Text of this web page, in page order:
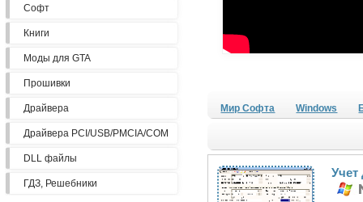
Софт
Книги
Моды для GTA
Прошивки
Драйвера
Драйвера PCI/USB/PMCIA/COM
DLL файлы
ГДЗ, Решебники
Мир Софта Windows
Учет